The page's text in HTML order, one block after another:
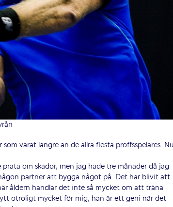
varat längre än de allra flesta proffsspelares.
om skador, men jag hade tre månader då jag
partner att bygga något på. Det har blivit att
åldern handlar det inte så mycket om att träna
otroligt mycket för mig, han är ett geni när det